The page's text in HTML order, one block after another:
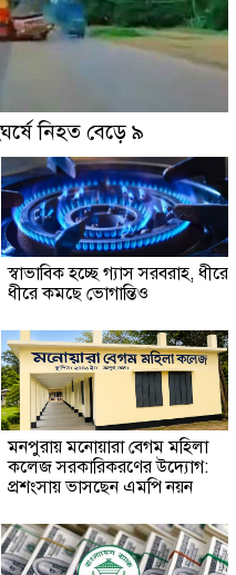
নিহত বেড়ে ৯
স্বাভাবিক হচ্ছে গ্যাস সরবরাহ, ধীরে
ধীরে কমছে ভোগান্তিও
মনপুরায় মনোয়ারা বেগম মহিলা
কলেজ সরকারিকরণের উদ্যোগ:
প্রশংসায় ভাসছেন এমপি নয়ন